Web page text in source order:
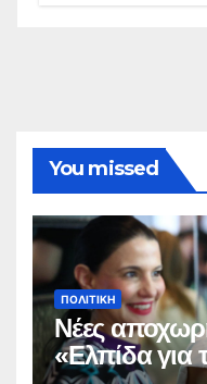
You missed
ΠΟΛΙΤΙΚΉ
Νέες
«Ελπίδα για